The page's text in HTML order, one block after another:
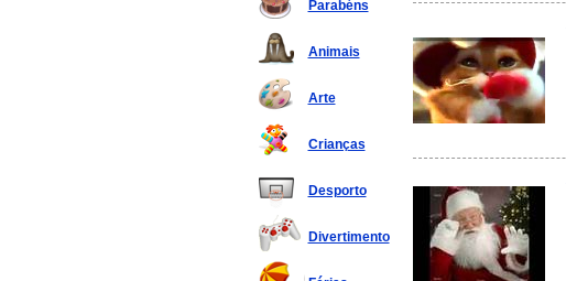
Parabéns
Animais
Arte
Crianças
Desporto
Divertimento